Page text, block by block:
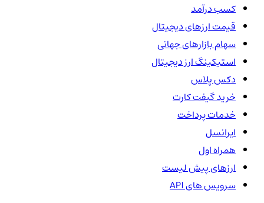
کسب درآمد
قیمت ارزهای دیجیتال
سهام بازارهای جهانی
استیکینگ ارز دیجیتال
دکس پلاس
خرید گیفت کارت
خدمات پرداخت
ایرانسل
همراه اول
ارزهای پیش لیست
سرویس های API